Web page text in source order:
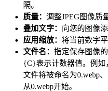
隔。
质量： 调整JPEG图像质
叠加文字： 向您的图像
应用缩放： 将当前数字
文件名： 指定保存图像
{C}表示计数器值。例如
文件将被命名为0.webp
从0.webp开始。